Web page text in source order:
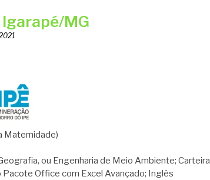
MG
Maternidade)
ou Engenharia de Meio Ambiente; Carteira
Pacote Office com Excel Avançado; Inglês